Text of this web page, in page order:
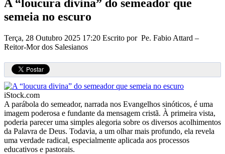
A “loucura divina” do semeador que
semeia no escuro
Terça, 28 Outubro 2025 17:20 Escrito por Pe. Fabio Attard –
Reitor-Mor dos Salesianos
iStock.com
A parábola do semeador, narrada nos Evangelhos sinóticos, é uma
imagem poderosa e fundante da mensagem cristã. À primeira vista,
poderia parecer uma simples alegoria sobre os diversos acolhimentos
da Palavra de Deus. Todavia, a um olhar mais profundo, ela revela
uma verdade radical, especialmente aplicada aos processos
educativos e pastorais.